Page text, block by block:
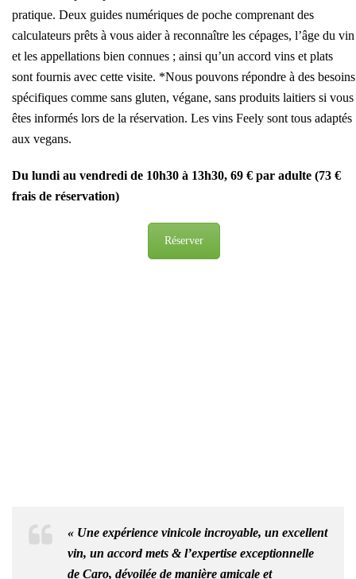
pratique. Deux guides numériques de poche comprenant des
calculateurs prêts à vous aider à reconnaître les cépages, l’âge du vin
et les appellations bien connues ; ainsi qu’un accord vins et plats
sont fournis avec cette visite. *Nous pouvons répondre à des besoins
spécifiques comme sans gluten, végane, sans produits laitiers si vous
êtes informés lors de la réservation. Les vins Feely sont tous adaptés
aux vegans.
Du lundi au vendredi de 10h30 à 13h30, 69 € par adulte (73 €
frais de réservation)
Réserver
« Une expérience vinicole incroyable, un excellent
vin, un accord mets & l’expertise exceptionnelle
de Caro, dévoilée de manière amicale et